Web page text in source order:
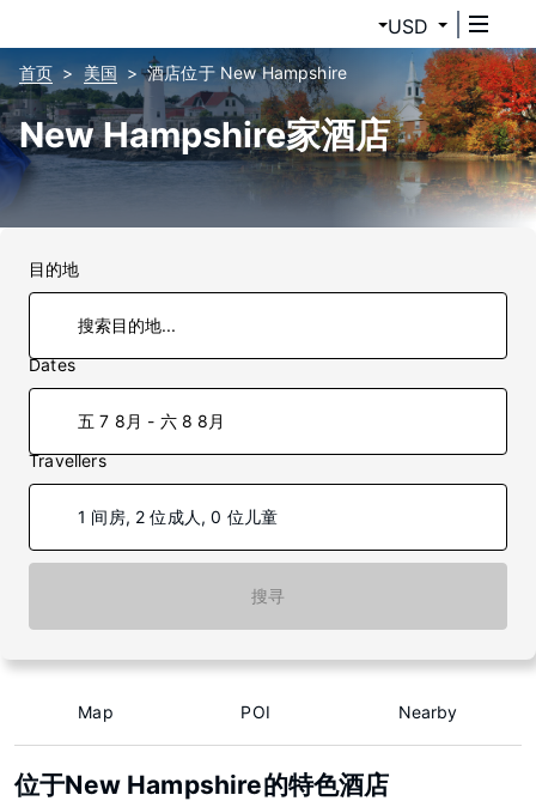
USD
首页 美国 酒店位于 New Hampshire
New Hampshire家酒店
目的地
Dates
五 7 8月 - 六 8 8月
Travellers
1 间房, 2 位成人, 0 位儿童
搜寻
Map POI Nearby
位于New Hampshire的特色酒店